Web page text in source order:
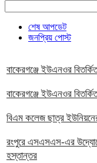
শেষ আপডেট
জনপ্রিয় পোস্ট
বাকেরগঞ্জে ইউএনওর
বাকেরগঞ্জে ইউএনওর
বিএম কলেজ ছাত্র
রংপুরে এসএসএস-এর
হস্তান্তর